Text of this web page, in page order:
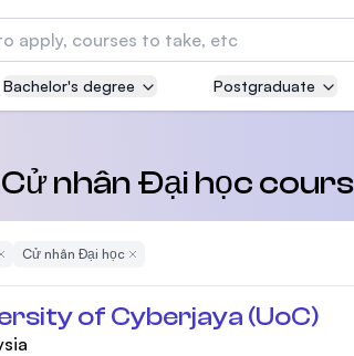
University of Technology and
for Computer Science, IT and
Medical University (IMU)
first and most established private
university
Bachelor's degree Postgraduate
nhân Đại học
Filter
Cử nhân Đại họcRemove Filter
of Cyberjaya (UoC)